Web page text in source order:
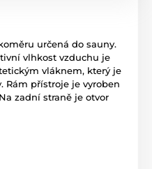
určená do sauny.
vlhkost vzduchu je
vláknem, který je
Rám přístroje je vyroben
zadní straně je otvor